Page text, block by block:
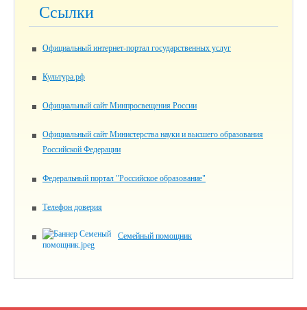
Ссылки
Официальный интернет-портал государственных услуг
Культура.рф
Официальный сайт Минпросвещения России
Официальный сайт Министерства науки и высшего образования
Российской Федерации
Федеральный портал "Российское образование"
Телефон доверия
Семейный помощник